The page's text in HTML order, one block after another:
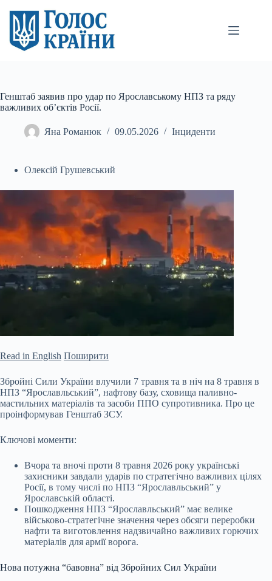
вмісту
Генштаб заявив про удар по Ярославському НПЗ та ряду
важливих об’єктів Росії.
Яна Романюк 09.05.2026 Інциденти
Олексій Грушевський
Read in English Поширити
Збройні Сили України влучили 7 травня та в ніч на 8 травня в
НПЗ “Ярославльський”, нафтову базу, сховища паливно-
мастильних матеріалів та засоби ППО супротивника. Про це
проінформував Генштаб ЗСУ.
Ключові моменти:
Вчора та вночі проти 8 травня 2026 року українські
захисники завдали ударів по стратегічно важливих цілях
Росії, в тому числі по НПЗ “Ярославльський” у
Ярославській області.
Пошкодження НПЗ “Ярославльський” має велике
військово-стратегічне значення через обсяги переробки
нафти та виготовлення надзвичайно важливих горючих
матеріалів для армії ворога.
Нова потужна “бавовна” від Збройних Сил України